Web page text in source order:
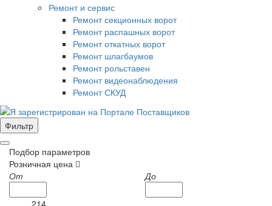
Ремонт и сервис
Ремонт секционных ворот
Ремонт распашных ворот
Ремонт откатных ворот
Ремонт шлагбаумов
Ремонт рольставен
Ремонт видеонаблюдения
Ремонт СКУД
Фильтр
Подбор параметров
Розничная цена
От
До
214